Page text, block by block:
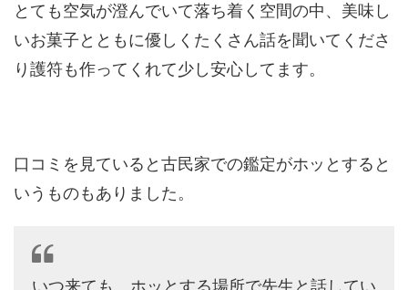
とても空気が澄んでいて落ち着く空間の中、美味し
いお菓子とともに優しくたくさん話を聞いてくださ
り護符も作ってくれて少し安心してます。
口コミを見ていると古民家での鑑定がホッとすると
いうものもありました。
いつ来ても、ホッとする場所で先生と話してい